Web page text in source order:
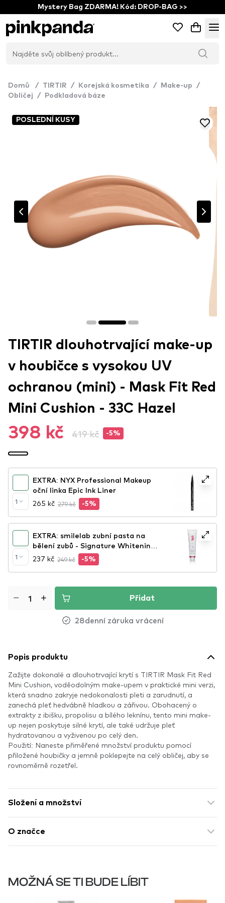
Mystery Bag ZDARMA! Kód: DROP-BAG >>
Domů / TIRTIR / Korejská kosmetika / Make-up
/
Obličej
/ Podkladová báze
POSLEDNÍ KUSY
TIRTIR dlouhotrvající make-up
v houbičce s vysokou UV
ochranou (mini) - Mask Fit Red
Mini Cushion - 33C Hazel
398 kč 419 kč -5%
1
EXTRA: NYX Professional Makeup
oční linka Epic Ink Liner
265 kč 279 kč -5%
1
EXTRA: smilelab zubní pasta na
bělení zubů - Signature Whitening
Toothpaste
237 kč 249 kč -5%
Přidat
28denní záruka vrácení
Popis produktu
Zažijte dokonalé a dlouhotrvající krytí s TIRTIR Mask Fit Red
Mini Cushion, voděodolným make-upem v praktické mini verzi,
která snadno zakryje nedokonalosti pleti a zarudnutí, a
zanechá pleť hedvábně hladkou a zářivou. Obohacený o
extrakty z ibišku, propolisu a bílého leknínu, tento mini make-
up nejen poskytuje silné krytí, ale také udržuje pleť
hydratovanou a vyživenou po celý den.
Použití: Naneste přiměřené množství produktu pomocí
přiložené houbičky a jemně poklepejte na celý obličej, aby se
rovnoměrně rozetřel.
Složení a množství
O značce
MOŽNÁ SE TI BUDE LÍBIT